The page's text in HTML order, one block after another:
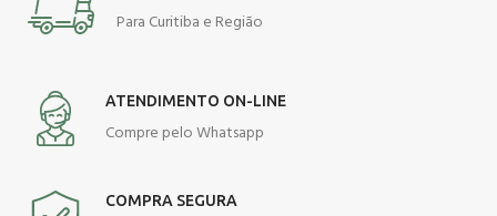
Para Curitiba e Região
ATENDIMENTO ON-LINE
Compre pelo Whatsapp
COMPRA SEGURA